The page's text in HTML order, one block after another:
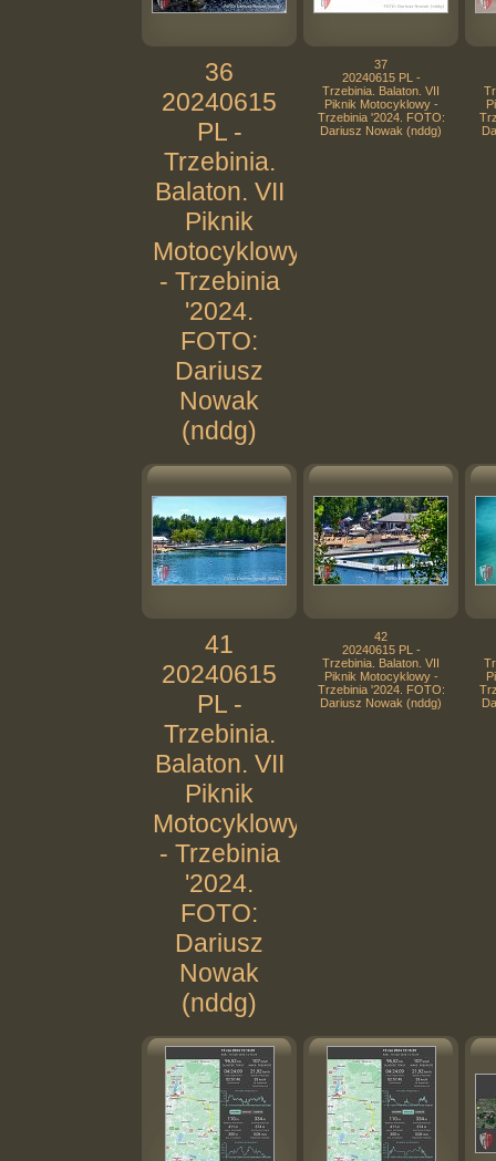
36
20240615
PL -
Trzebinia.
Balaton. VII
Piknik
Motocyklowy
- Trzebinia
'2024.
FOTO:
Dariusz
Nowak
(nddg)
37
20240615 PL -
Trzebinia. Balaton. VII
Piknik Motocyklowy -
Trzebinia '2024. FOTO:
Dariusz Nowak (nddg)
41
20240615
PL -
Trzebinia.
Balaton. VII
Piknik
Motocyklowy
- Trzebinia
'2024.
FOTO:
Dariusz
Nowak
(nddg)
42
20240615 PL -
Trzebinia. Balaton. VII
Piknik Motocyklowy -
Trzebinia '2024. FOTO:
Dariusz Nowak (nddg)